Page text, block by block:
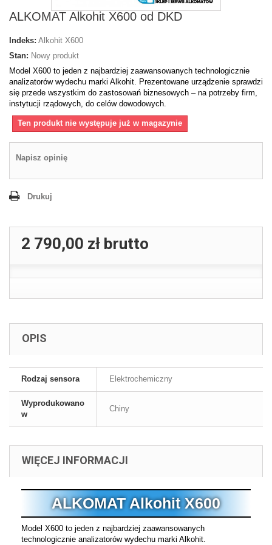
ALKOMAT Alkohit X600 od DKD
Indeks: Alkohit X600
Stan: Nowy produkt
Model X600 to jeden z najbardziej zaawansowanych technologicznie
analizatorów wydechu marki Alkohit. Prezentowane urządzenie sprawdzi
się przede wszystkim do zastosowań biznesowych – na potrzeby firm,
instytucji rządowych, do celów dowodowych.
Ten produkt nie występuje już w magazynie
Napisz opinię
Drukuj
2 790,00 zł brutto
OPIS
Rodzaj sensora Elektrochemiczny
Wyprodukowano
w
Chiny
WIĘCEJ INFORMACJI
ALKOMAT Alkohit X600
Model X600 to jeden z najbardziej zaawansowanych
technologicznie analizatorów wydechu marki Alkohit.